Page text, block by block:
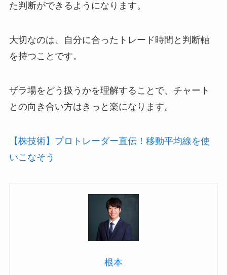
た判断ができるようになります。
大切なのは、
自分に合ったトレード時間と判断軸
を持つことです。
ザラ場をどう扱うかを理解することで、 チャート
との向き合い方はきっと楽になります。
【株技術】プロトレーダー直伝！移動平均線を使
いこなそう
根本